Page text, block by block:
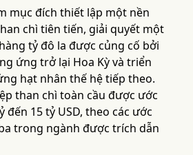
mục đích thiết lập một nền
chì tiên tiến, giải quyết một
tỷ đô la được củng cố bởi
ứng trở lại Hoa Kỳ và triển
hạt nhân thế hệ tiếp theo.
than chì toàn cầu được ước
15 tỷ USD, theo các ước
trong ngành được trích dẫn